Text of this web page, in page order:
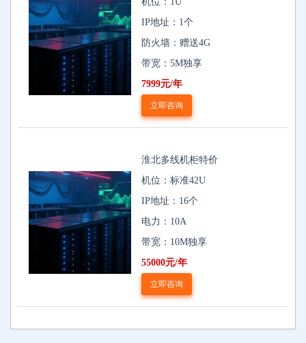
IP地址：1个
防火墙：赠送4G
带宽：5M独享
7999元/年
立即咨询
淮北多线机柜特价
机位：标准42U
IP地址：16个
电力：10A
带宽：10M独享
55000元/年
立即咨询